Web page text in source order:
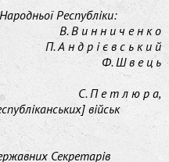
Республіки:
В. В и н н и ч е н к о
П. А н д р і є в с ь к и й
Ф. Ш в е ц ь
С. П е т л ю р а,
військ
Секретарів